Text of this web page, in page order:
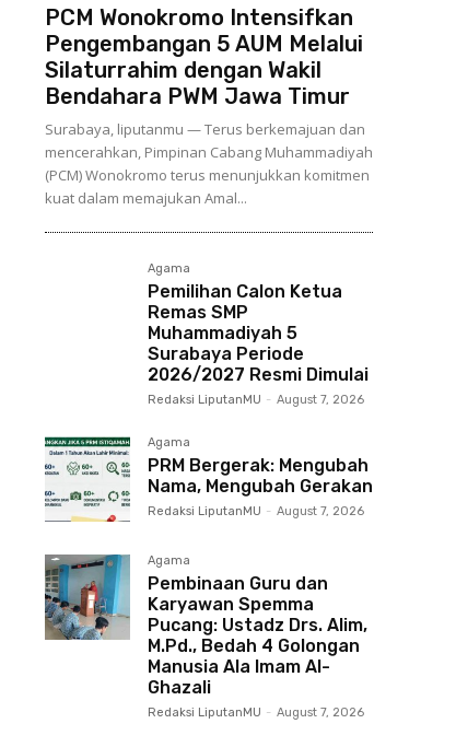
PCM Wonokromo Intensifkan
Pengembangan 5 AUM Melalui
Silaturrahim dengan Wakil
Bendahara PWM Jawa Timur
Surabaya, liputanmu — Terus berkemajuan dan
mencerahkan, Pimpinan Cabang Muhammadiyah
(PCM) Wonokromo terus menunjukkan komitmen
kuat dalam memajukan Amal...
Agama
Pemilihan Calon Ketua
Remas SMP
Muhammadiyah 5
Surabaya Periode
2026/2027 Resmi Dimulai
Redaksi LiputanMU - August 7, 2026
Agama
PRM Bergerak: Mengubah
Nama, Mengubah Gerakan
Redaksi LiputanMU - August 7, 2026
Agama
Pembinaan Guru dan
Karyawan Spemma
Pucang: Ustadz Drs. Alim,
M.Pd., Bedah 4 Golongan
Manusia Ala Imam Al-
Ghazali
Redaksi LiputanMU - August 7, 2026